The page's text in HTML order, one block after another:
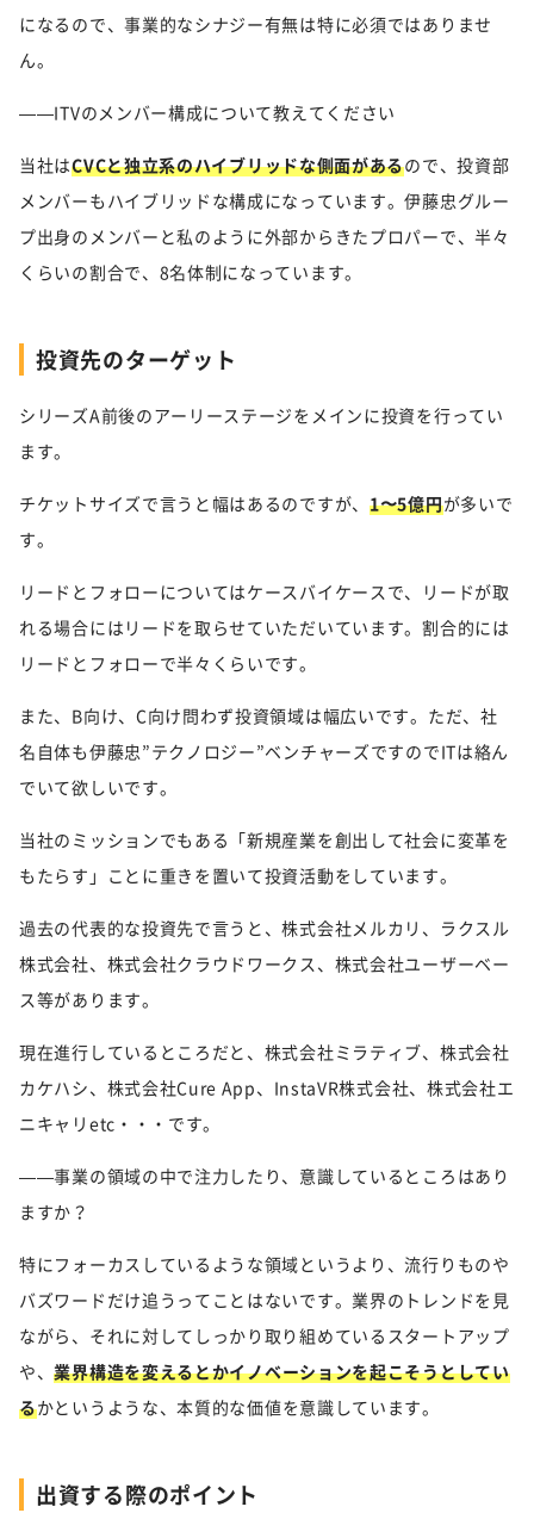
になるので、事業的なシナジー有無は特に必須ではありませ
ん。
——ITVのメンバー構成について教えてください
当社はCVCと独立系のハイブリッドな側面があるので、投資部
メンバーもハイブリッドな構成になっています。伊藤忠グルー
プ出身のメンバーと私のように外部からきたプロパーで、半々
くらいの割合で、8名体制になっています。
投資先のターゲット
シリーズA前後のアーリーステージをメインに投資を行ってい
ます。
チケットサイズで言うと幅はあるのですが、 1〜5億円が多いで
す。
リードとフォローについてはケースバイケースで、リードが取
れる場合にはリードを取らせていただいています。割合的には
リードとフォローで半々くらいです。
また、B向け、C向け問わず投資領域は幅広いです。ただ、社
名自体も伊藤忠”テクノロジー”ベンチャーズですのでITは絡ん
でいて欲しいです。
当社のミッションでもある「新規産業を創出して社会に変革を
もたらす」ことに重きを置いて投資活動をしています。
過去の代表的な投資先で言うと、株式会社メルカリ、ラクスル
株式会社、株式会社クラウドワークス、株式会社ユーザーベー
ス等があります。
現在進行しているところだと、株式会社ミラティブ、株式会社
カケハシ、株式会社Cure App、InstaVR株式会社、株式会社エ
ニキャリetc・・・です。
——事業の領域の中で注力したり、意識しているところはあり
ますか？
特にフォーカスしているような領域というより、流行りものや
バズワードだけ追うってことはないです。業界のトレンドを見
ながら、それに対してしっかり取り組めているスタートアップ
や、業界構造を変えるとかイノベーションを起こそうとしてい
るかというような、本質的な価値を意識しています。
出資する際のポイント